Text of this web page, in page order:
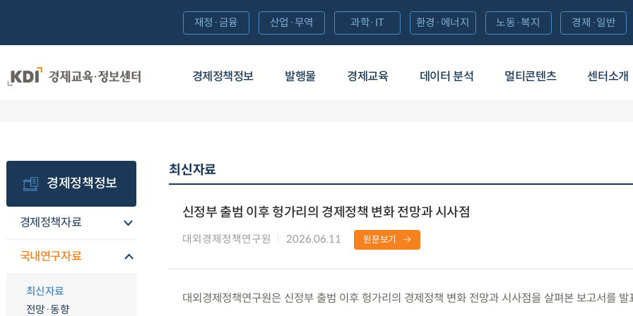
경제정책정보 발행물 경제교육 데이터 분석 멀티콘텐츠 센터소개
재정·금융 산업·무역 과학·IT 환경·에너지 노동·복지 경제·일반
경제정책정보
경제정책자료
국내연구자료
최신자료
전망·동향
최신자료
신정부 출범 이후 헝가리의 경제정책 변화 전망과 시사점
대외경제정책연구원 2026.06.11 원문보기
대외경제정책연구원은 신정부 출범 이후 헝가리의 경제정책 변화 전망과 시사점을 살펴본 보고서를 발